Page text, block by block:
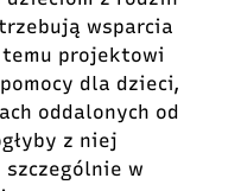
wsparcia
temu projektowi
dla dzieci,
oddalonych od
z niej
w